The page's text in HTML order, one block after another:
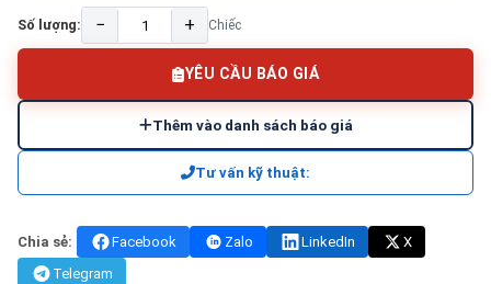
Số lượng: − + Chiếc
YÊU CẦU BÁO GIÁ
Thêm vào danh sách báo giá
Tư vấn kỹ thuật:
Chia sẻ: Facebook Zalo LinkedIn
X
Telegram